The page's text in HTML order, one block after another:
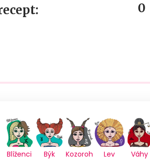
0
Blíženci Býk Kozoroh Lev Váhy